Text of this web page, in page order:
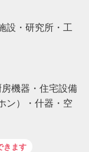
設・研究所・工
機器・住宅設備
ン）・什器・空
きます